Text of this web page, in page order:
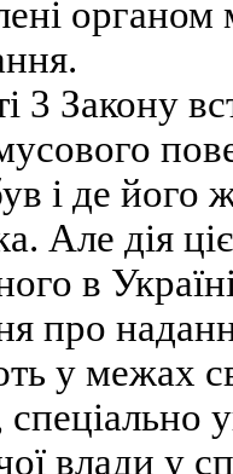
органом
3 Закону
і де його
Але дія
в
про
у межах
спеціально
влади у